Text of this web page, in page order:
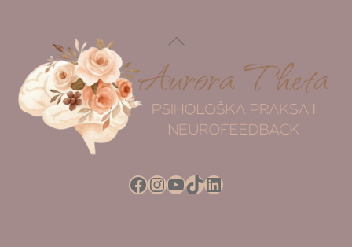
Back
Top
Facebook
Instagram
YouTube
TikTok
LinkedIn